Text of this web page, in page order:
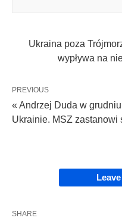
Ukraina poza
wypływa na
PREVIOUS
« Andrzej Duda w
Ukrainie. MSZ zastanowi
SHARE